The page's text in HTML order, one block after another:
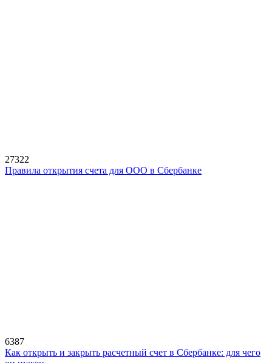
27322
Правила открытия счета для ООО в Сбербанке
6387
Как открыть и закрыть расчетный счет в Сбербанке: для чего